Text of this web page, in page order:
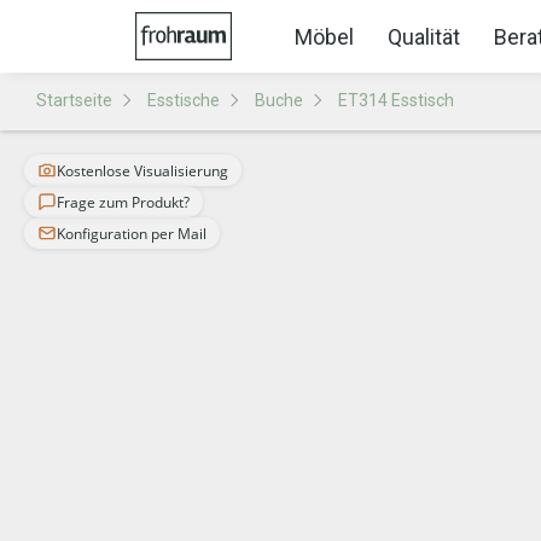
Möbel Qualität
Startseite Esstische Buche ET314 Esstisch
Kostenlose Visualisierung
Frage zum Produkt?
Konfiguration per Mail